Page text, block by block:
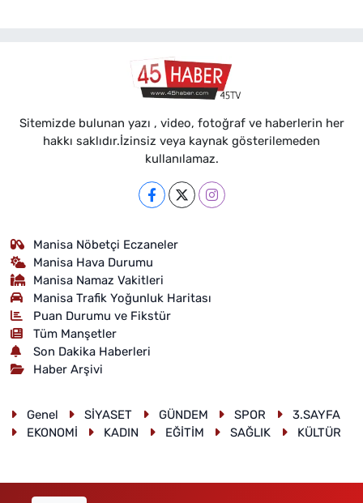
Sitemizde bulunan yazı , video, fotoğraf ve haberlerin her
hakkı saklıdır.İzinsiz veya kaynak gösterilemeden
kullanılamaz.
Manisa Nöbetçi Eczaneler
Manisa Hava Durumu
Manisa Namaz Vakitleri
Manisa Trafik Yoğunluk Haritası
Puan Durumu ve Fikstür
Tüm Manşetler
Son Dakika Haberleri
Haber Arşivi
Genel SİYASET GÜNDEM SPOR
3.SAYFA
EKONOMİ
KADIN EĞİTİM SAĞLIK KÜLTÜR